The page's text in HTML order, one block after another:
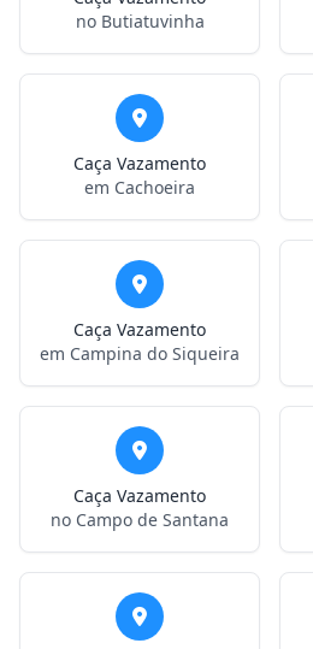
no Butiatuvinha
Caça Vazamento
em Cachoeira
Caça Vazamento
em Campina do Siqueira
Caça Vazamento
no Campo de Santana